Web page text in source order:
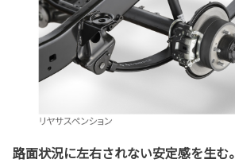
路面状況に左右されない安定感を生む。